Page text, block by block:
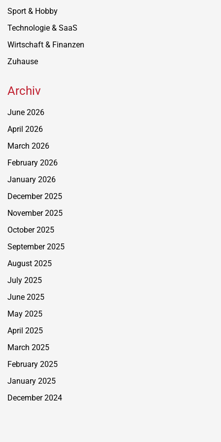
Sport & Hobby
Technologie & SaaS
Wirtschaft & Finanzen
Zuhause
Archiv
June 2026
April 2026
March 2026
February 2026
January 2026
December 2025
November 2025
October 2025
September 2025
August 2025
July 2025
June 2025
May 2025
April 2025
March 2025
February 2025
January 2025
December 2024